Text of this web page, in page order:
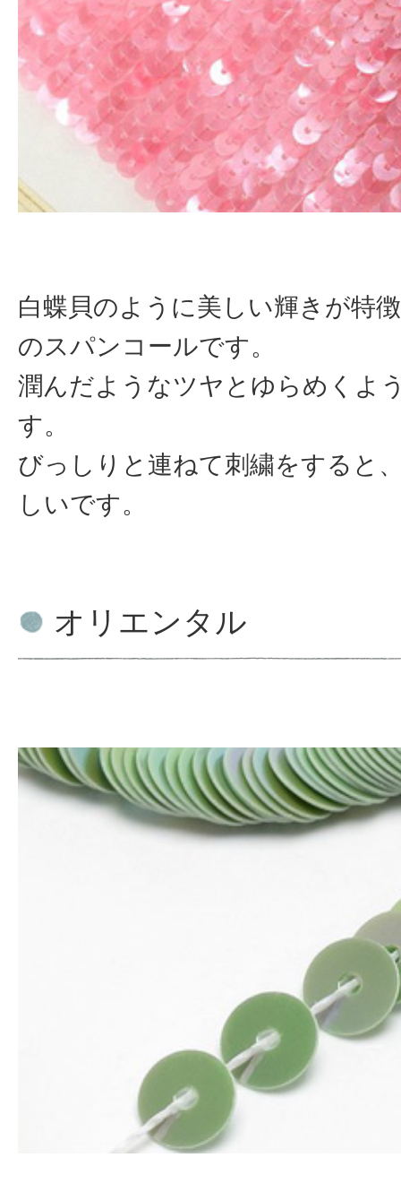
白蝶貝のように美しい輝きが特
のスパンコールです。
潤んだようなツヤとゆらめくよ
す。
びっしりと連ねて刺繍をすると
しいです。
オリエンタル